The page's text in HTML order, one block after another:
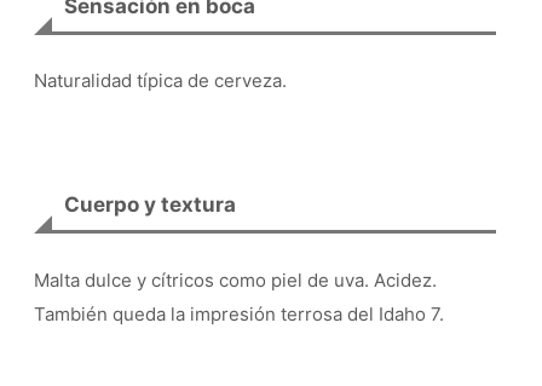
Sensación en boca
Naturalidad típica de cerveza.
Cuerpo y textura
Malta dulce y cítricos como piel de uva. Acidez.
También queda la impresión terrosa del Idaho 7.